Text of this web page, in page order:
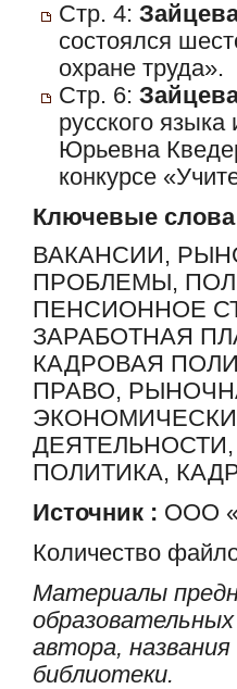
Стр. 4:
состоялся
охране труда».
Стр. 6:
русского
Юрьевна
конкурсе
Ключевые слова
ВАКАНСИИ,
ПРОБЛЕМЫ,
ПЕНСИОННОЕ
ЗАРАБОТНАЯ
КАДРОВАЯ
ПРАВО,
ПОЛИТИКА,
Источник : ООО
Количество
Материалы
автора,
библиотеки.